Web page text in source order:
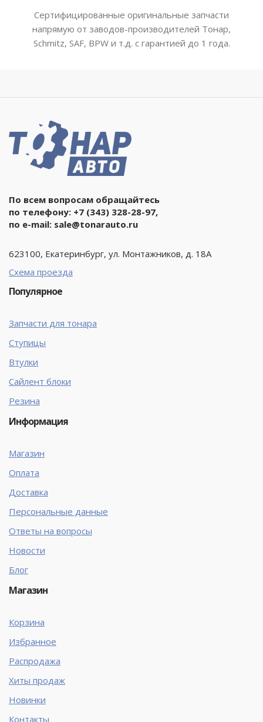
Сертифицированные оригинальные запчасти
напрямую от заводов-производителей Тонар,
Schmitz, SAF, BPW и т.д. с гарантией до 1 года.
По всем вопросам обращайтесь
по телефону: +7 (343) 328-28-97,
по e-mail: sale@tonarauto.ru
623100, Екатеринбург, ул. Монтажников, д. 18А
Схема проезда
Популярное
Запчасти для тонара
Ступицы
Втулки
Сайлент блоки
Резина
Информация
Магазин
Оплата
Доставка
Персональные данные
Ответы на вопросы
Новости
Блог
Магазин
Корзина
Избранное
Распродажа
Хиты продаж
Новинки
Контакты